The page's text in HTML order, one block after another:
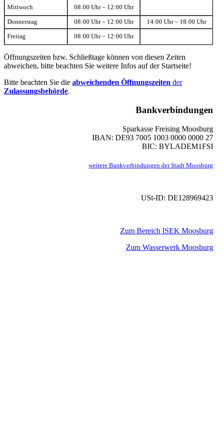
Mittwoch 08:00 Uhr – 12:00 Uhr
Donnerstag 08:00 Uhr – 12:00 Uhr 14:00 Uhr – 18:00 Uhr
Freitag 08:00 Uhr – 12:00 Uhr
Öffnungszeiten bzw. Schließtage können von diesen Zeiten
abweichen, bitte beachten Sie weitere Infos auf der Startseite!
Bitte beachten Sie die abweichenden Öffnungszeiten der
Zulassungsbehörde.
Bankverbindungen
Sparkasse Freising Moosburg
IBAN: DE93 7005 1003 0000 0000 27
BIC: BYLADEM1FSI
weitere Bankverbindungen der Stadt Moosburg
USt-ID: DE128969423
Zum Bereich ISEK Moosburg
Zum Wasserwerk Moosburg